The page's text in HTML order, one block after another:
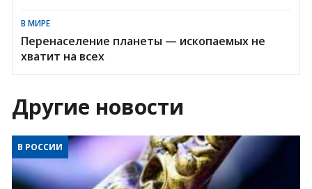
В МИРЕ
Перенаселение планеты — ископаемых не
хватит на всех
Другие новости
В РОССИИ